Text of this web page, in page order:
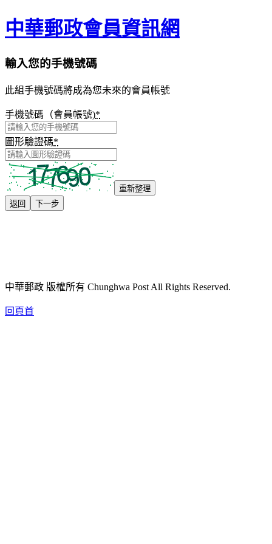
中華郵政會員資訊網
輸入您的手機號碼
此組手機號碼將成為您未來的會員帳號
手機號碼（會員帳號)*
圖形驗證碼*
重新整理
返回
下一步
中華郵政 版權所有 Chunghwa Post All Rights Reserved.
回頁首